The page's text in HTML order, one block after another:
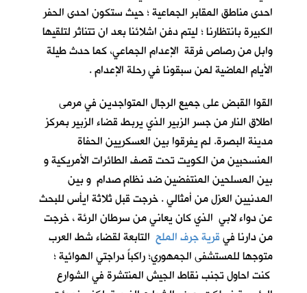
احدى مناطق المقابر الجماعية ؛ حيث ستكون احدى الحفر
الكبيرة بانتظارنا ؛ ليتم دفن اشلائنا بعد ان تتناثر لتلقيها
وابل من رصاص فرقة الإعدام الجماعي، كما حدث طيلة
الأيام الماضية لمن سبقونا في رحلة الإعدام .
القوا القبض على جميع الرجال المتواجدين في مرمى
اطلاق النار من جسر الزبير الذي يربط قضاء الزبير بمركز
مدينة البصرة. لم يفرقوا بين العسكريين الحفاة
المنسحبين من الكويت تحت قصف الطائرات الأمريكية و
بين المسلحين المنتفضين ضد نظام صدام و بين
المدنيين العزل من أمثالي . خرجت قبل ثلاثة ايأس للبحث
عن دواء لابي الذي كان يعاني من سرطان الرئة ، خرجت
من دارنا فيقرية جرف الملح التابعة لقضاء شط العرب
متوجها للمستشفى الجمهوري؛ راكباً دراجتي الهوائية ؛
كنت احاول تجنب نقاط الجيش المنتشرة في الشوارع